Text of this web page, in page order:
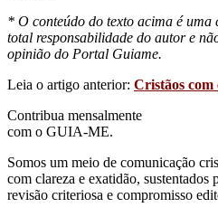
* O conteúdo do texto acima é
total responsabilidade do autor e
opinião do Portal Guiame.
Leia o artigo anterior: Cristãos com
Contribua mensalmente
com o GUIA-ME.
Somos um meio de comunicação
com clareza e exatidão, sustentados
revisão criteriosa e compromisso